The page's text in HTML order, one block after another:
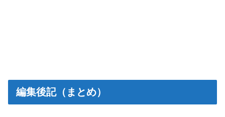
編集後記（まとめ）